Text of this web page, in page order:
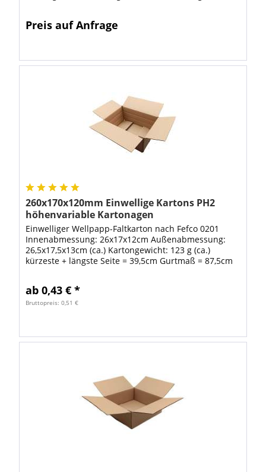
Preis auf Anfrage
260x170x120mm Einwellige Kartons PH2
höhenvariable Kartonagen
Einwelliger Wellpapp-Faltkarton nach Fefco 0201
Innenabmessung: 26x17x12cm Außenabmessung:
26,5x17,5x13cm (ca.) Kartongewicht: 123 g (ca.)
kürzeste + längste Seite = 39,5cm Gurtmaß = 87,5cm
ab 0,43 € *
Bruttopreis: 0,51 €